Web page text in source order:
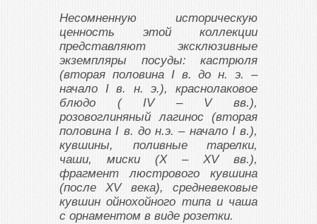
Несомненную историческую
ценность этой коллекции
представляют эксклюзивные
экземпляры посуды: кастрюля
(вторая половина I в. до н. э. –
начало I в. н. э.), краснолаковое
блюдо ( IV – V вв.),
розовоглиняный лагинос (вторая
половина I в. до н.э. – начало I в.),
кувшины, поливные тарелки,
чаши, миски (X – XV вв.),
фрагмент люстрового кувшина
(после XV века), средневековые
кувшин ойнохойного типа и чаша
с орнаментом в виде розетки.